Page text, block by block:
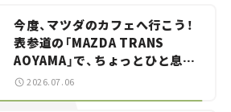
今度、マツダのカフェへ行こう！
表参道の「MAZDA TRANS
AOYAMA」で、ちょっとひと息。
——連載｜CCGとクルマでどうす
2026.07.06